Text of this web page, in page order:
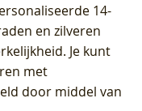
14-
en zilveren
Je kunt
met
door middel van